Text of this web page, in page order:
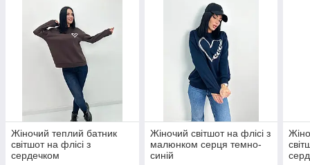
Жіночий теплий батник
світшот на флісі з
сердечком
Жіночий світшот на флісі з
малюнком серця темно-
синій